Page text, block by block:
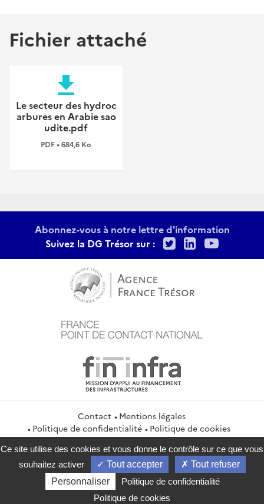
Fichier attaché
file_download
Le secteur des hydroc
arbures en Arabie sao
udite.pdf
PDF • 684,6 Ko
Abonnez-vous à notre lettre d'information
Suivez la DG Trésor sur :
TwitterLinkedIn
Contact
Mentions légales
Politique de confidentialité
Politique de cookies
Gestion des cookies
service-public.gouv.fr
legifrance.gouv.fr
info.gouv.fr
data.gouv.fr
2026 Direction générale du Trésor
Ce site utilise des cookies et vous donne le contrôle sur ce que vous
souhaitez activer
Tout accepter
Tout refuser
Personnaliser
Politique de confidentialité
Politique de cookies